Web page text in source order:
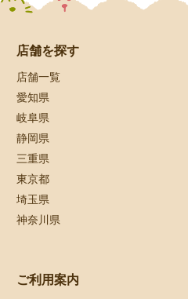
店舗を探す
店舗一覧
愛知県
岐阜県
静岡県
三重県
東京都
埼玉県
神奈川県
ご利用案内